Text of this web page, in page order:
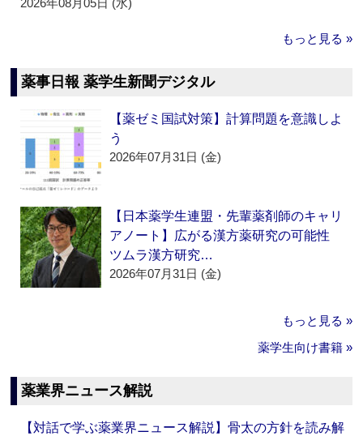
2026年08月05日 (水)
もっと見る »
薬事日報 薬学生新聞デジタル
【薬ゼミ国試対策】計算問題を意識しよ
う
2026年07月31日 (金)
【日本薬学生連盟・先輩薬剤師のキャリ
アノート】広がる漢方薬研究の可能性
ツムラ漢方研究…
2026年07月31日 (金)
もっと見る »
薬学生向け書籍 »
薬業界ニュース解説
【対話で学ぶ薬業界ニュース解説】骨太の方針を読み解